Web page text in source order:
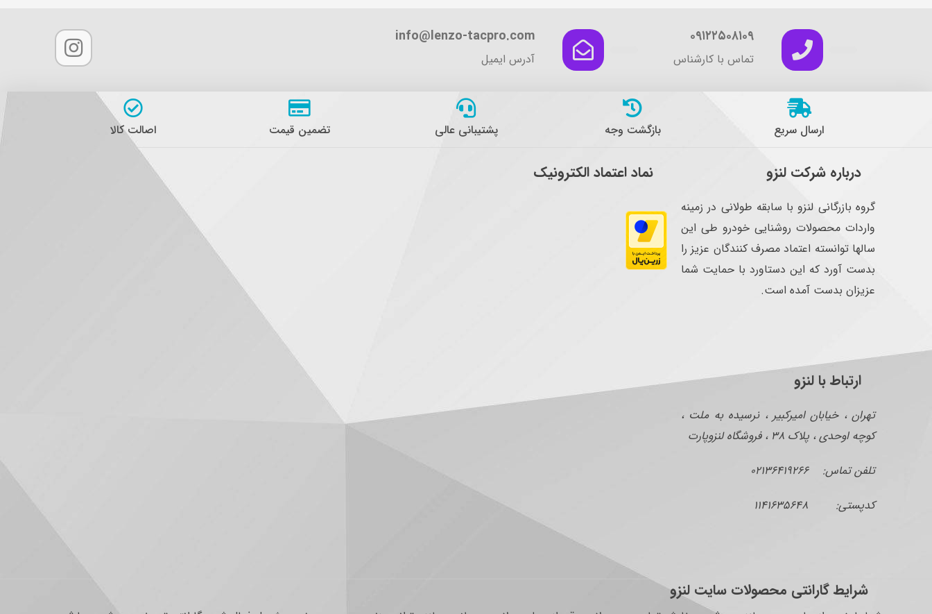
۰۹۱۲۲۵۰۸۱۰۹
تماس با کارشناس
info@lenzo-tacpro.com
آدرس ایمیل
ارسال سریع بازگشت وجه پشتیبانی عالی تضمین قیمت اصالت کالا
درباره شرکت لنزو
گروه بازرگانی لنزو با سابقه طولانی در زمینه
واردات محصولات روشنایی خودرو طی این
سالها توانسته اعتماد مصرف کنندگان عزیز را
بدست آورد که این دستاورد با حمایت شما
عزیزان بدست آمده است.
نماد اعتماد الکترونیک
ارتباط با لنزو
تهران ، خیابان امیرکبیر ، نرسیده به ملت ،
کوچه اوحدی ، پلاک ۳۸ ، فروشگاه لنزوپارت
تلفن تماس: ۰۲۱۳۶۴۱۹۲۶۶
کدپستی: ۱۱۴۱۶۳۵۶۴۸
شرایط گارانتی محصولات سایت لنزو